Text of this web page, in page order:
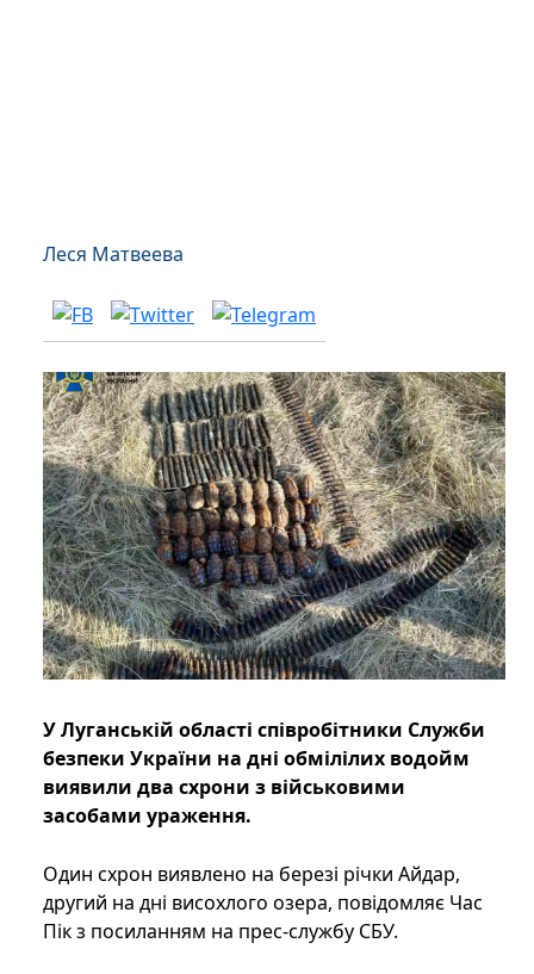
Леся Матвеева
У Луганській області співробітники Служби
безпеки України на дні обмілілих водойм
виявили два схрони з військовими
засобами ураження.
Один схрон виявлено на березі річки Айдар,
другий на дні висохлого озера, повідомляє Час
Пік з посиланням на прес-службу СБУ.